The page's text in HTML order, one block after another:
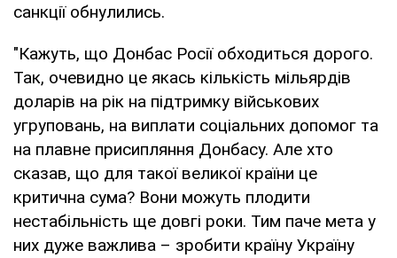
санкції обнулились.
"Кажуть, що Донбас Росії обходиться дорого.
Так, очевидно це якась кількість мільярдів
доларів на рік на підтримку військових
угруповань, на виплати соціальних допомог та
на плавне присипляння Донбасу. Але хто
сказав, що для такої великої країни це
критична сума? Вони можуть плодити
нестабільність ще довгі роки. Тим паче мета у
них дуже важлива – зробити країну Україну